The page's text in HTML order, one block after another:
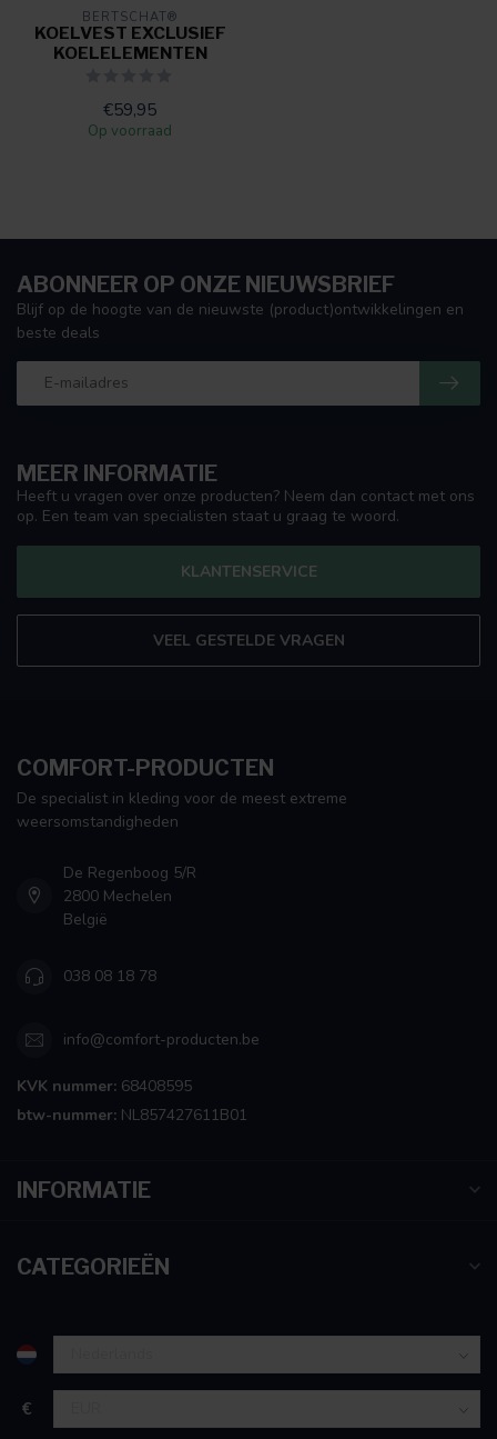
BERTSCHAT®
KOELVEST EXCLUSIEF
KOELELEMENTEN
€59,95
Op voorraad
MEER INFORMATIE
Heeft u vragen over onze producten? Neem dan contact met ons
op. Een team van specialisten staat u graag te woord.
KLANTENSERVICE
VEEL GESTELDE VRAGEN
ABONNEER OP ONZE NIEUWSBRIEF
Blijf op de hoogte van de nieuwste (product)ontwikkelingen en
beste deals
COMFORT-PRODUCTEN
De specialist in kleding voor de meest extreme
weersomstandigheden
De Regenboog 5/R
2800 Mechelen
België
038 08 18 78
info@comfort-producten.be
KVK nummer: 68408595
btw-nummer: NL857427611B01
INFORMATIE
CATEGORIEËN
€